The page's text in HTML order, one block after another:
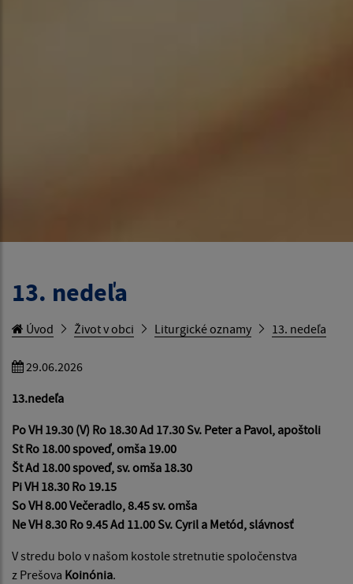
13. nedeľa
Úvod Život v obci Liturgické oznamy 13. nedeľa
29.06.2026
13.nedeľa
Po VH 19.30 (V) Ro 18.30 Ad 17.30 Sv. Peter a Pavol, apoštoli
St Ro 18.00 spoveď, omša 19.00
Št Ad 18.00 spoveď, sv. omša 18.30
Pi VH 18.30 Ro 19.15
So VH 8.00 Večeradlo, 8.45 sv. omša
Ne VH 8.30 Ro 9.45 Ad 11.00 Sv. Cyril a Metód, slávnosť
V stredu bolo v našom kostole stretnutie spoločenstva
z Prešova Koinónia.